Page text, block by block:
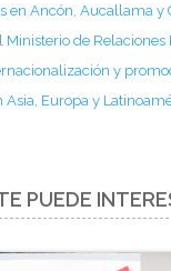
en Ancón, Aucallama
Ministerio de
y
Asia, Europa y
PUEDE